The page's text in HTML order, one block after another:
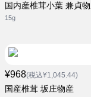
国内産椎茸小葉 兼貞
15g
¥968(税込¥1,045.44)
国産椎茸 坂庄物産